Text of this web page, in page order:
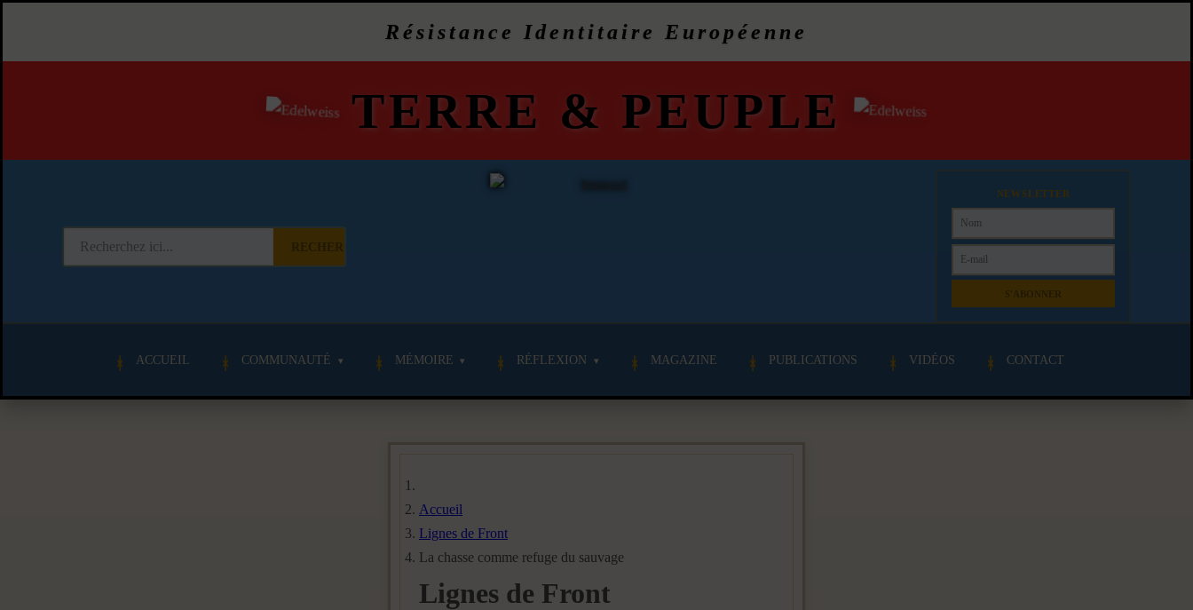
Résistance Identitaire Européenne
TERRE & PEUPLE
NEWSLETTER
ACCUEIL COMMUNAUTÉ MÉMOIRE RÉFLEXION MAGAZINE PUBLICATIONS VIDÉOS CONTACT
Accueil
Lignes de Front
La chasse comme refuge du sauvage
Lignes de Front